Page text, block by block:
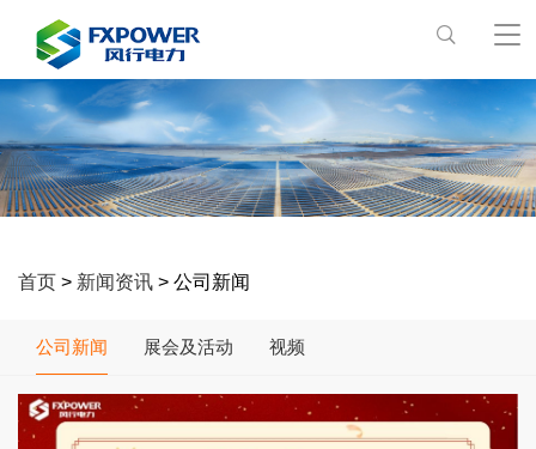
首页 > 新闻资讯 > 公司新闻
公司新闻 展会及活动 视频